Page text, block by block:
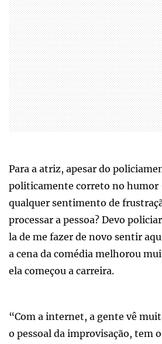
Para a atriz, apesar do
politicamente correto no humor
qualquer sentimento de
processar a pessoa? Devo
la de me fazer de novo sentir
a cena da comédia melhorou
ela começou a carreira.
“Com a internet, a gente vê
o pessoal da improvisação, tem